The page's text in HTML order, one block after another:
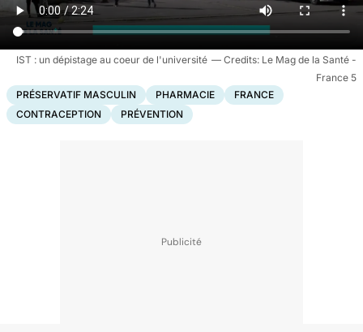
IST : un dépistage au coeur de l'université
Le Mag de la Santé -
France 5
PRÉSERVATIF MASCULIN
PHARMACIE
FRANCE
CONTRACEPTION
PRÉVENTION